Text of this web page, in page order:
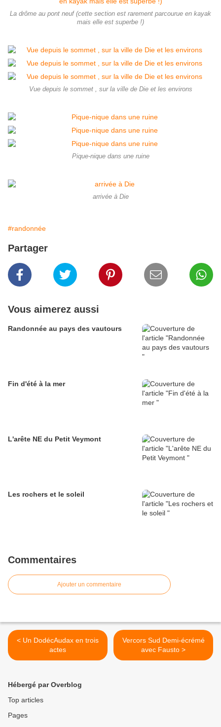
La drôme au pont neuf (cette section est rarement parcourue en kayak
mais elle est superbe !)
Vue depuis le sommet , sur la ville de Die et les environs
Pique-nique dans une ruine
arrivée à Die
#randonnée
Partager
Vous aimerez aussi
Randonnée au pays des vautours
Fin d'été à la mer
L'arête NE du Petit Veymont
Les rochers et le soleil
Commentaires
Ajouter un commentaire
< Un DodécAudax en trois
actes
Vercors Sud Demi-écrémé
avec Fausto >
Hébergé par Overblog
Top articles
Pages